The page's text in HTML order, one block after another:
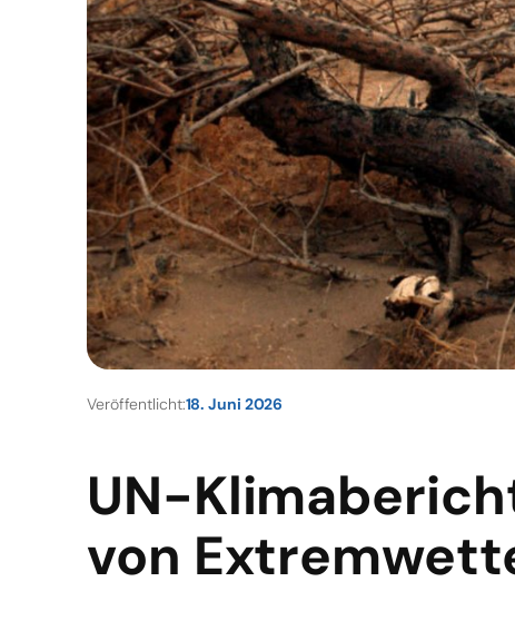
Veröffentlicht:18. Juni 2026
UN-
von